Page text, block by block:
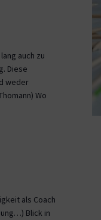
auch zu
Diese
weder
Wo
als Coach
Blick in